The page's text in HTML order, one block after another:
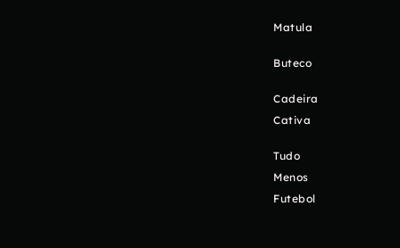
Matula
Buteco
Cadeira
Cativa
Tudo
Menos
Futebol